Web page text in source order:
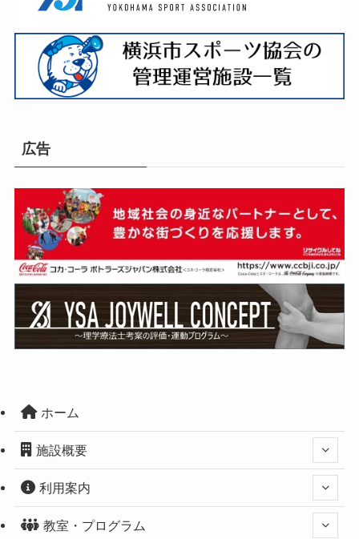
広告
ホーム
施設概要
利用案内
教室・プログラム